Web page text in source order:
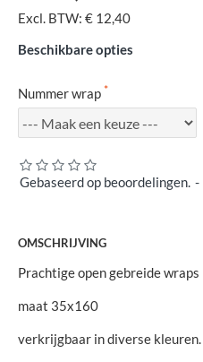
Gebaseerd op beoordelingen. -
Excl. BTW: € 12,40
Beschikbare opties
Nummer wrap
OMSCHRIJVING
Prachtige open gebreide wraps
maat 35x160
verkrijgbaar in diverse kleuren.